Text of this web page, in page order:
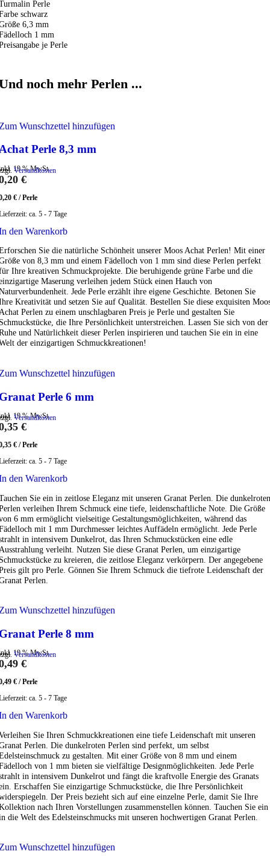
Perle
schwarz
6,3 mm
1 mm
je Perle
noch mehr Perlen ...
Wunschzettel hinzufügen
Perle 8,3 mm
19 % MwSt.
Versandkosten
€
€ /Perle
ca. 5 - 7 Tage
den Warenkorb
Sie die natürliche Schönheit unserer Moos Achat Perlen! Mit einer
von 8,3 mm und einem Fädelloch von 1 mm sind diese Perlen perfekt
Ihre kreativen Schmuckprojekte. Die beruhigende grüne Farbe und die
Maserung verleihen jedem Stück einen Hauch von
Jede Perle erzählt ihre eigene Geschichte. Betonen Sie
Kreativität und setzen Sie auf Qualität. Bestellen Sie diese exquisiten
Perlen zu einem unschlagbaren Preis je Perle und gestalten Sie
die Ihre Persönlichkeit unterstreichen. Lassen Sie sich von der
und Natürlichkeit dieser Perlen inspirieren und tauchen Sie ein in eine
der einzigartigen Schmuckkreationen!
Wunschzettel hinzufügen
Perle 6 mm
19 % MwSt.
Versandkosten
€
€ /Perle
ca. 5 - 7 Tage
den Warenkorb
Sie ein in zeitlose Eleganz mit unseren Granat Perlen. Die dunkelroten
verleihen Ihrem Schmuck eine tiefe, leidenschaftliche Note. Die Größe
6 mm ermöglicht vielseitige Gestaltungsmöglichkeiten, während das
mit 1 mm Durchmesser leichtes Auffädeln ermöglicht. Jede Perle
in intensivem Dunkelrot, das Ihren Schmuckstücken eine edle
verleiht. Nutzen Sie diese Granat Perlen, um einzigartige
zu kreieren, die zeitlose Eleganz verkörpern. Der angegebene
gilt pro Perle. Gönnen Sie Ihrem Schmuck die tiefrote Leidenschaft der
Perlen.
Wunschzettel hinzufügen
Perle 8 mm
19 % MwSt.
Versandkosten
€
€ /Perle
ca. 5 - 7 Tage
den Warenkorb
Sie Ihren Schmuckkreationen eine tiefe Leidenschaft mit unseren
Perlen. Die dunkelroten Perlen sind perfekt, um selbst
zu gestalten. Mit einer Größe von 8 mm und einem
von 1 mm bieten sie vielfältige Designmöglichkeiten. Jede Perle
in intensivem Dunkelrot und fängt die kraftvolle Energie des Granats
Erschaffen Sie einzigartige Schmuckstücke, die Ihre Persönlichkeit
Der Preis bezieht sich auf eine einzelne Perle, damit Sie Ihre
nach Ihren Vorstellungen zusammenstellen können. Tauchen Sie ein
die Welt des Edelsteinschmucks mit unseren hochwertigen Granat Perlen.
Wunschzettel hinzufügen